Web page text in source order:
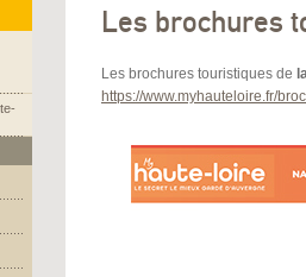
Les brochures
Les brochures touristiques de
https://www.myhauteloire.fr/